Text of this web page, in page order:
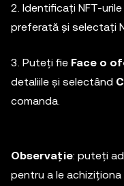
2. Identificați NFT-
preferată și selectați
3. Puteți fie Face o
detaliile și selectând
comanda.
Observație: puteți
pentru a le